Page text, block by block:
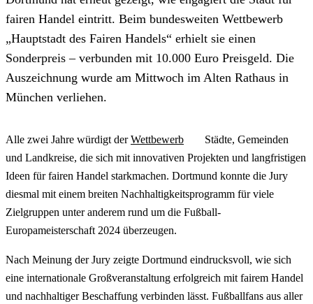
fairen Handel eintritt. Beim bundesweiten Wettbewerb
„Hauptstadt des Fairen Handels“ erhielt sie einen
Sonderpreis – verbunden mit 10.000 Euro Preisgeld. Die
Auszeichnung wurde am Mittwoch im Alten Rathaus in
München verliehen.
Alle zwei Jahre würdigt derWettbewerb
Städte, Gemeinden
und Landkreise, die sich mit innovativen Projekten und langfristigen
Ideen für fairen Handel starkmachen. Dortmund konnte die Jury
diesmal mit einem breiten Nachhaltigkeitsprogramm für viele
Zielgruppen unter anderem rund um die Fußball-
Europameisterschaft 2024 überzeugen.
Nach Meinung der Jury zeigte Dortmund eindrucksvoll, wie sich
eine internationale Großveranstaltung erfolgreich mit fairem Handel
und nachhaltiger Beschaffung verbinden lässt. Fußballfans aus aller